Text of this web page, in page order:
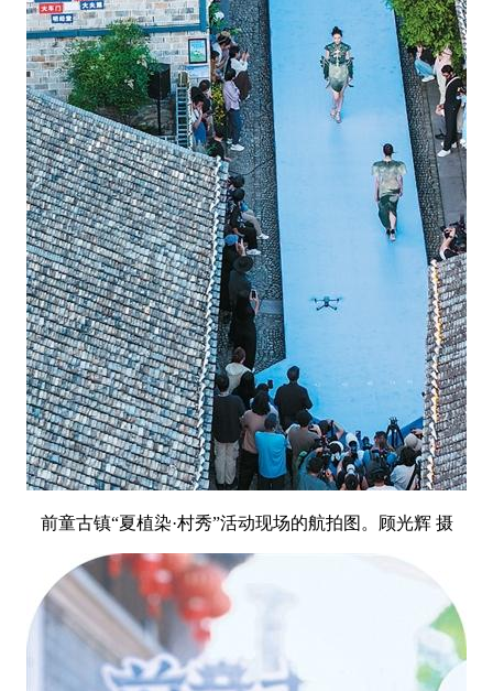
前童古镇“夏植染·村秀”活动现场的航拍图。顾光辉 摄